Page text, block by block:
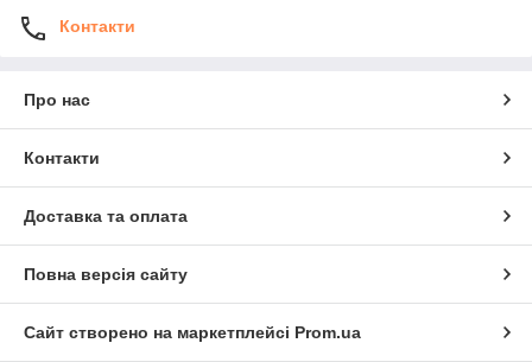
Контакти
Про нас
Контакти
Доставка та оплата
Повна версія сайту
Сайт створено на маркетплейсі Prom.ua